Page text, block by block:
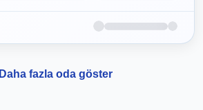
Daha fazla oda göster